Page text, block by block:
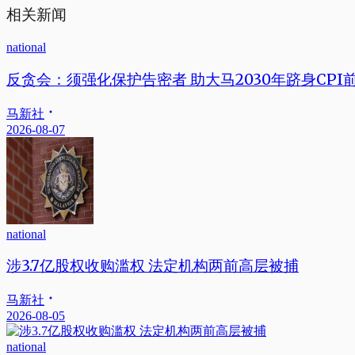
相关新闻
national
反贪会：须强化保护告密者 助大马2030年跻身CPI
马新社
2026-08-07
national
涉3.7亿股权收购滥权 法定机构两前高层被捕
马新社
2026-08-05
national